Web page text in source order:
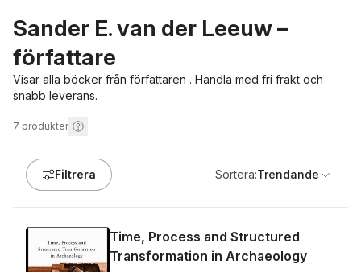
Sander E. van der Leeuw –
författare
Visar alla böcker från författaren . Handla med fri frakt och
snabb leverans.
7 produkter
Filtrera Sortera:Trendande
Time, Process and Structured
Transformation in Archaeology